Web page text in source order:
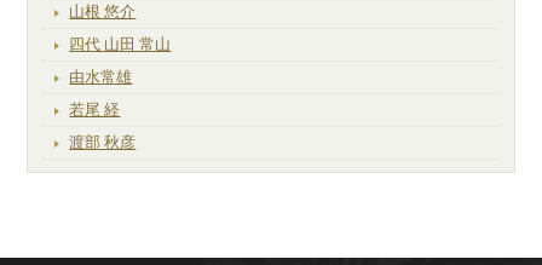
山根 悠介
四代 山田 常山
由水常雄
若尾 経
渡部 秋彦